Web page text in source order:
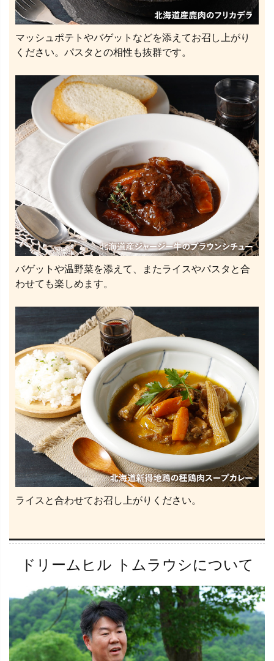
マッシュポテトやバゲットなどを添えてお召し上がり
ください。パスタとの相性も抜群です。
バゲットや温野菜を添えて、またライスやパスタと合
わせても楽しめます。
ライスと合わせてお召し上がりください。
ドリームヒル トムラウシについて